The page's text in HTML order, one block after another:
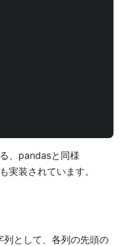
、pandasと同様
実装されています。
列として、各列の先頭の